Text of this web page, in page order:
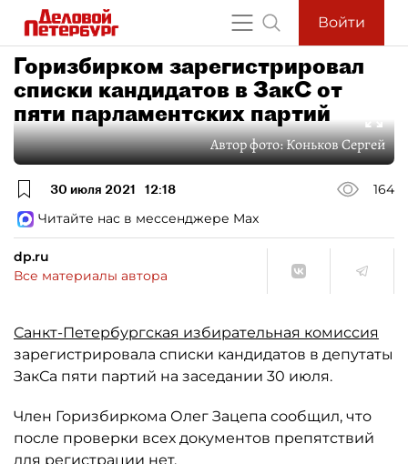
Войти
Горизбирком зарегистрировал
списки кандидатов в ЗакС от
пяти парламентских партий
Автор фото:Коньков Сергей
30 июля 2021 12:18
164
Читайте нас в мессенджере Max
dp.ru
Все материалы автора
Санкт-Петербургская избирательная комиссия
зарегистрировала списки кандидатов в депутаты
ЗакСа пяти партий на заседании 30 июля.
Член Горизбиркома Олег Зацепа сообщил, что
после проверки всех документов препятствий
для регистрации нет.